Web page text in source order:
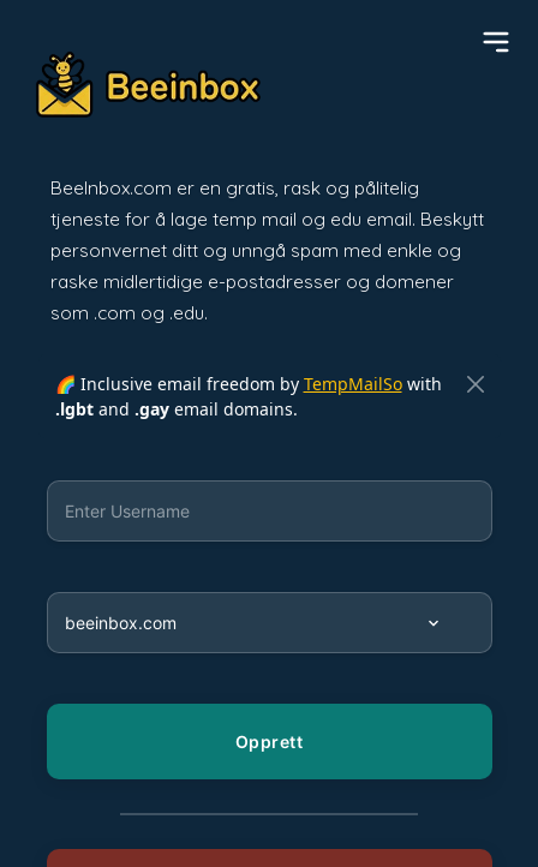
BeeInbox.com er en gratis, rask og pålitelig
tjeneste for å lage temp mail og edu email. Beskytt
personvernet ditt og unngå spam med enkle og
raske midlertidige e-postadresser og domener
som .com og .edu.
🌈 Inclusive email freedom by TempMailSowith
.lgbtand .gayemail domains.